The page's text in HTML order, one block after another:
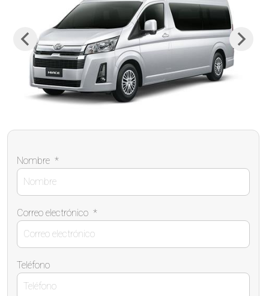
Previous Next
Nombre *
Correo electrónico *
Teléfono